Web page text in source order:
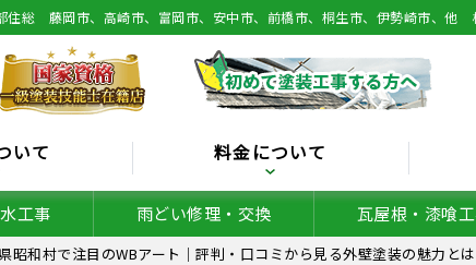
住総 藤岡市、高崎市、富岡市、安中市、前橋市、桐生市、伊勢崎市、他
いて 料金について
工事 雨どい修理・交換 瓦屋根・漆喰
昭和村で注目のWBアート｜評判・口コミから見る外壁塗装の魅力とは